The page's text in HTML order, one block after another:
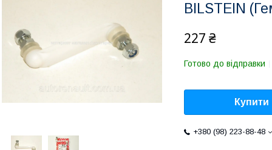
BILSTEIN
227 ₴
Готово до відправки
Купити
+380 (98) 223-88-48